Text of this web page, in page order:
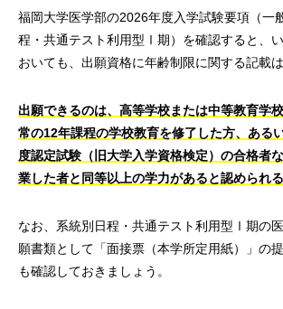
福岡大学医学部の2026年度入学試験要項（一
程・共通テスト利用型Ⅰ期）を確認すると、
おいても、出願資格に年齢制限に関する記載は
出願できるのは、高等学校または中等教育学
常の12年課程の学校教育を修了した方、ある
度認定試験（旧大学入学資格検定）の合格者
業した者と同等以上の学力があると認められる
なお、系統別日程・共通テスト利用型Ⅰ期の
願書類として「面接票（本学所定用紙）」の
も確認しておきましょう。